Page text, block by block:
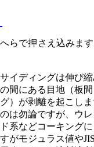
へらで押さえ込みます
サイディングは伸び
の間にある目地（板
グ）が剥離を起こし
のは勿論ですが、ウ
ド系などコーキング
すがモジュラス値や